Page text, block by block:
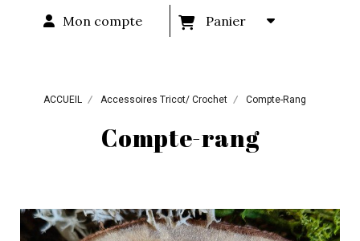
Mon compte Panier
ACCUEIL Accessoires Tricot/ Crochet Compte-Rang
Compte-rang